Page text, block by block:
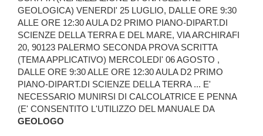
GEOLOGICA) VENERDI' 25 LUGLIO, DALLE ORE 9:30
ALLE ORE 12:30 AULA D2 PRIMO PIANO-DIPART.DI
SCIENZE DELLA TERRA E DEL MARE, VIA ARCHIRAFI
20, 90123 PALERMO SECONDA PROVA SCRITTA
(TEMA APPLICATIVO) MERCOLEDI' 06 AGOSTO ,
DALLE ORE 9:30 ALLE ORE 12:30 AULA D2 PRIMO
PIANO-DIPART.DI SCIENZE DELLA TERRA ... E'
NECESSARIO MUNIRSI DI CALCOLATRICE E PENNA
(E' CONSENTITO L'UTILIZZO DEL MANUALE DA
GEOLOGO